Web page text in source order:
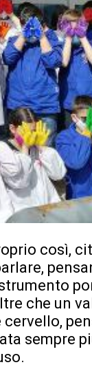
così,
che un
cervello,
sempre